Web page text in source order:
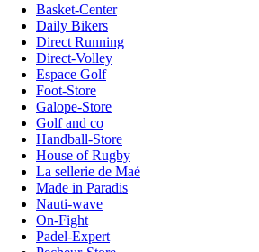
Basket-Center
Daily Bikers
Direct Running
Direct-Volley
Espace Golf
Foot-Store
Galope-Store
Golf and co
Handball-Store
House of Rugby
La sellerie de Maé
Made in Paradis
Nauti-wave
On-Fight
Padel-Expert